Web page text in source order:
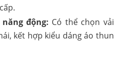
động: Có thể chọn vải
kết hợp kiểu dáng áo thun